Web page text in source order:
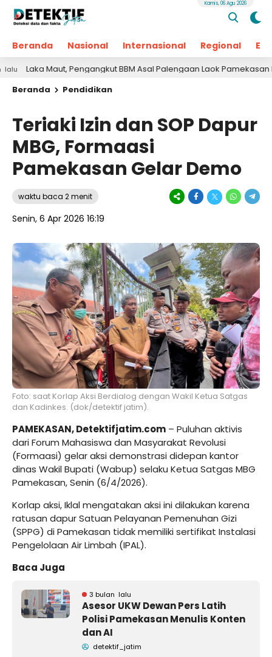
Beranda Nasional Internasional Regional
Kamis, 06 Agu 2026
Maut, Pengangkut BBM Asal Palengaan Laok Pamekasan Meninggal
Beranda
Pendidikan
Teriaki Izin dan SOP Dapur
MBG, Formaasi
Pamekasan Gelar Demo
waktu baca 2 menit
Senin, 6 Apr 2026 16:19
Foto: saat Korlap Aksi Berdialog dengan Wakil Ketua Satgas
dan Kadinkes. (dok/detektif jatim).
PAMEKASAN, Detektifjatim.com – Puluhan aktivis
dari Forum Mahasiswa dan Masyarakat Revolusi
(Formaasi) gelar aksi demonstrasi didepan kantor
dinas Wakil Bupati (Wabup) selaku Ketua Satgas MBG
Pamekasan, Senin (6/4/2026).
Korlap aksi, Iklal mengatakan aksi ini dilakukan karena
ratusan dapur Satuan Pelayanan Pemenuhan Gizi
(SPPG) di Pamekasan tidak memiliki sertifikat Instalasi
Pengelolaan Air Limbah (IPAL).
Baca Juga
3 bulan lalu
Asesor UKW Dewan Pers Latih
Polisi Pamekasan Menulis Konten
dan AI
detektif_jatim